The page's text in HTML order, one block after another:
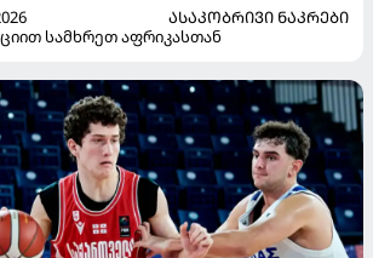
ᲐᲡᲐᲙᲝᲑᲠᲘᲕᲘ ᲜᲐᲙᲠᲔᲑᲘ
სამხრეთ აფრიკასთან